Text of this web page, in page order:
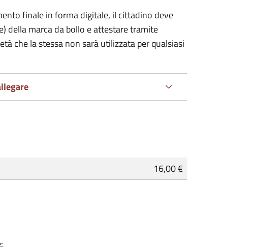
finale in forma digitale, il cittadino deve
della marca da bollo e attestare tramite
che la stessa non sarà utilizzata per qualsiasi
16,00 €